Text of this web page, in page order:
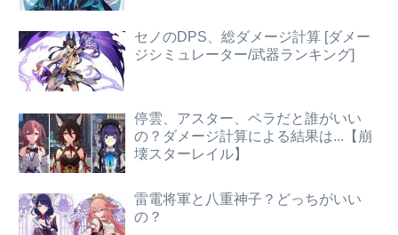
セノのDPS、総ダメージ計算 [ダメー
ジシミュレーター/武器ランキング]
停雲、アスター、ペラだと誰がいい
の？ダメージ計算による結果は...【崩
壊スターレイル】
雷電将軍と八重神子？どっちがいい
の？